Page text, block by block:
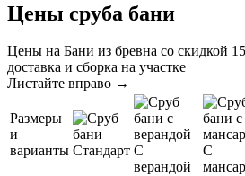
Цены сруба бани
Цены на Бани из бревна со скидкой
доставка и сборка на участке
Листайте вправо →
Размеры
и
варианты Стандарт С
верандой
С